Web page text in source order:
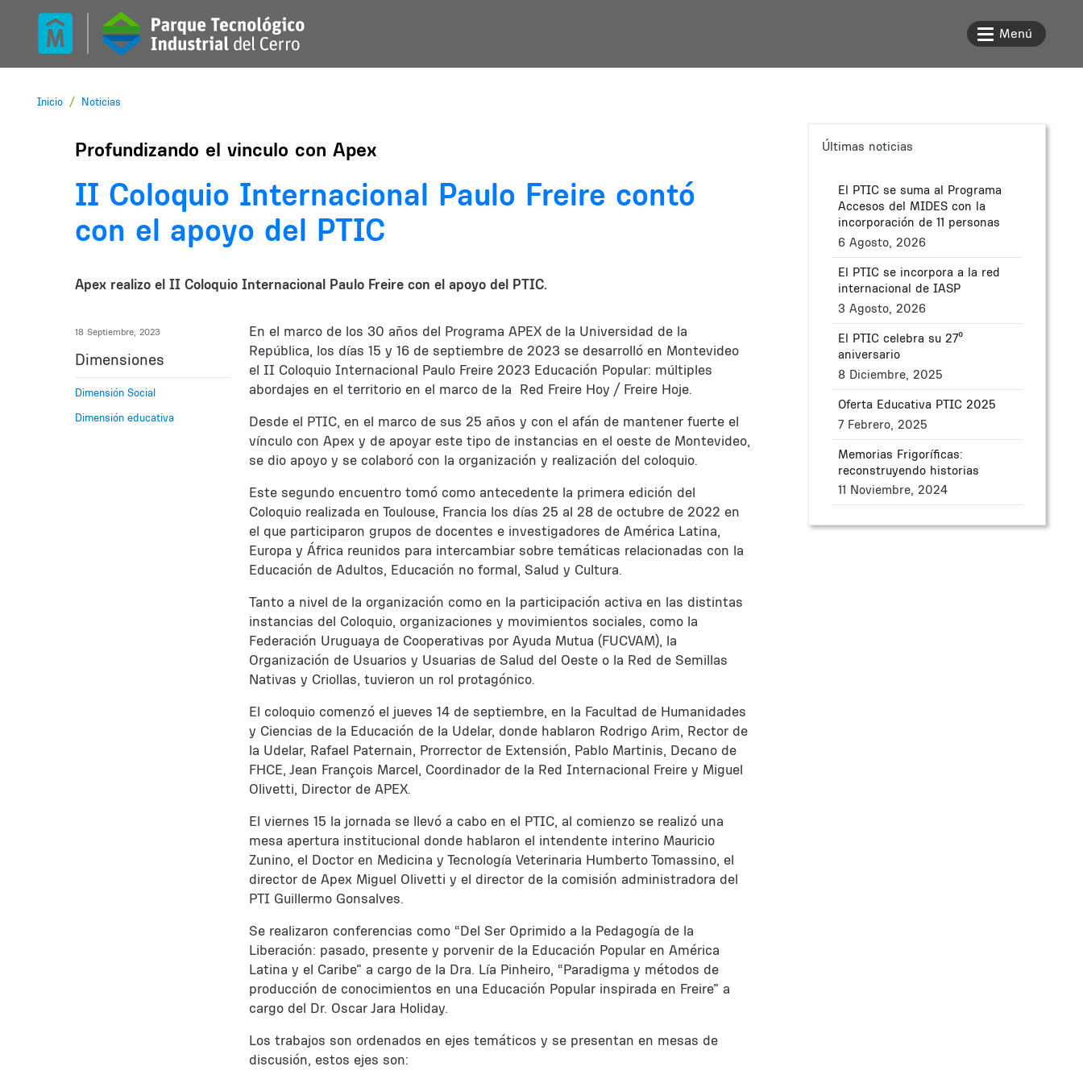
Pasar al contenido principal
Menú
Inicio Noticias
Profundizando el vinculo con Apex
II Coloquio Internacional Paulo Freire contó
con el apoyo del PTIC
Apex realizo el II Coloquio Internacional Paulo Freire con el apoyo del PTIC.
18 Septiembre, 2023
Dimensiones
Dimensión Social
Dimensión educativa
En el marco de los 30 años del Programa APEX de la Universidad de la
República, los días 15 y 16 de septiembre de 2023 se desarrolló en Montevideo
el II Coloquio Internacional Paulo Freire 2023 Educación Popular: múltiples
abordajes en el territorio en el marco de la Red Freire Hoy / Freire Hoje.
Desde el PTIC, en el marco de sus 25 años y con el afán de mantener fuerte el
vínculo con Apex y de apoyar este tipo de instancias en el oeste de Montevideo,
se dio apoyo y se colaboró con la organización y realización del coloquio.
Este segundo encuentro tomó como antecedente la primera edición del
Coloquio realizada en Toulouse, Francia los días 25 al 28 de octubre de 2022 en
el que participaron grupos de docentes e investigadores de América Latina,
Europa y África reunidos para intercambiar sobre temáticas relacionadas con la
Educación de Adultos, Educación no formal, Salud y Cultura.
Tanto a nivel de la organización como en la participación activa en las distintas
instancias del Coloquio, organizaciones y movimientos sociales, como la
Federación Uruguaya de Cooperativas por Ayuda Mutua (FUCVAM), la
Organización de Usuarios y Usuarias de Salud del Oeste o la Red de Semillas
Nativas y Criollas, tuvieron un rol protagónico.
El coloquio comenzó el jueves 14 de septiembre, en la Facultad de Humanidades
y Ciencias de la Educación de la Udelar, donde hablaron Rodrigo Arim, Rector de
la Udelar, Rafael Paternain, Prorrector de Extensión, Pablo Martinis, Decano de
FHCE, Jean François Marcel, Coordinador de la Red Internacional Freire y Miguel
Olivetti, Director de APEX.
El viernes 15 la jornada se llevó a cabo en el PTIC, al comienzo se realizó una
mesa apertura institucional donde hablaron el intendente interino Mauricio
Zunino, el Doctor en Medicina y Tecnología Veterinaria Humberto Tomassino, el
director de Apex Miguel Olivetti y el director de la comisión administradora del
PTI Guillermo Gonsalves.
Se realizaron conferencias como “Del Ser Oprimido a la Pedagogía de la
Liberación: pasado, presente y porvenir de la Educación Popular en América
Latina y el Caribe” a cargo de la Dra. Lía Pinheiro, “Paradigma y métodos de
producción de conocimientos en una Educación Popular inspirada en Freire” a
cargo del Dr. Oscar Jara Holiday.
Los trabajos son ordenados en ejes temáticos y se presentan en mesas de
discusión, estos ejes son:
Últimas noticias
El PTIC se suma al Programa
Accesos del MIDES con la
incorporación de 11 personas
6 Agosto, 2026
El PTIC se incorpora a la red
internacional de IASP
3 Agosto, 2026
El PTIC celebra su 27º
aniversario
8 Diciembre, 2025
Oferta Educativa PTIC 2025
7 Febrero, 2025
Memorias Frigoríficas:
reconstruyendo historias
11 Noviembre, 2024